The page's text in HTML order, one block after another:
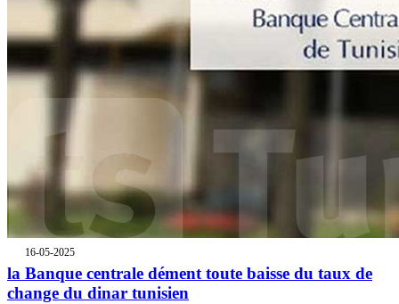
16-05-2025
la Banque centrale dément toute baisse du taux de
change du dinar tunisien